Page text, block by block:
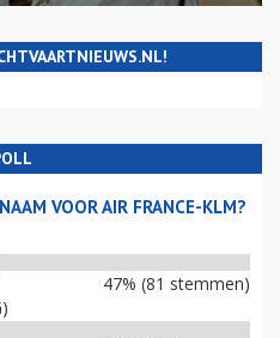
VOOR AIR FRANCE-KLM?
47% (81 stemmen)